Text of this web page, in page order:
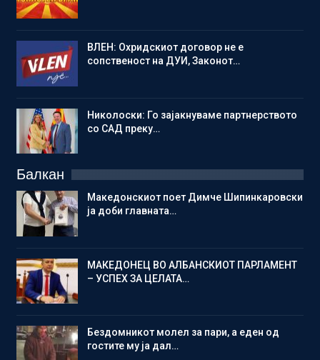
ВЛЕН: Охридскиот договор не е
сопственост на ДУИ, Законот…
Николоски: Го зајакнуваме партнерството
со САД преку…
Балкан
Македонскиот поет Димче Шипинкаровски
ја доби главната…
МАКЕДОНЕЦ ВО АЛБАНСКИОТ ПАРЛАМЕНТ
– УСПЕХ ЗА ЦЕЛАТА…
Бездомникот молел за пари, а еден од
гостите му ја дал…